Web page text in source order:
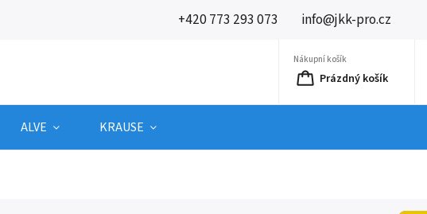
+420 773 293 073 info@jkk-pro.cz
Nákupní košík
Prázdný košík
ALVE KRAUSE